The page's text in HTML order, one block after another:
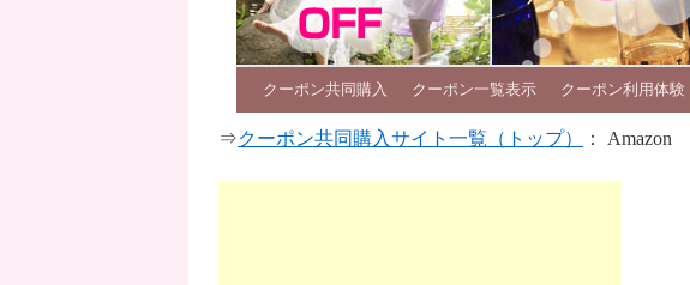
クーポン共同購入 クーポン一覧表示 クーポン利用体験
⇒クーポン共同購入サイト一覧（トップ） ： Amazon